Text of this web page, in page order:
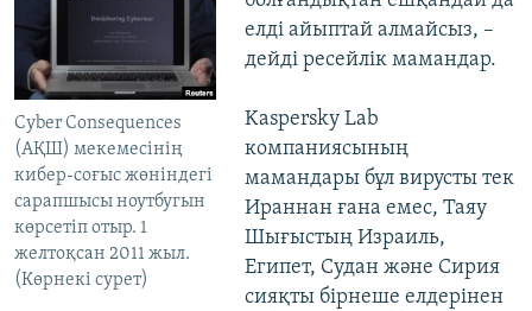
Cyber Consequences
(АҚШ) мекемесінің
кибер-соғыс жөніндегі
сарапшысы ноутбугын
көрсетіп отыр. 1
желтоқсан 2011 жыл.
(Көрнекі сурет)
елді айыптай алмайсыз, –
дейді ресейлік мамандар.
Kaspersky Lab
компаниясының
мамандары бұл вирусты тек
Ираннан ғана емес, Таяу
Шығыстың Израиль,
Египет, Судан және Сирия
сияқты бірнеше елдерінен